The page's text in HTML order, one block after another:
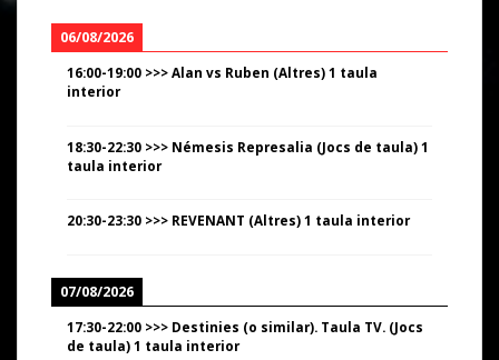
06/08/2026
16:00-19:00 >>>Alan vs Ruben (Altres) 1 taula
interior
18:30-22:30 >>> Némesis Represalia (Jocs de taula) 1
taula interior
20:30-23:30 >>> REVENANT (Altres) 1 taula interior
07/08/2026
17:30-22:00 >>> Destinies (o similar). Taula TV. (Jocs
de taula) 1 taula interior